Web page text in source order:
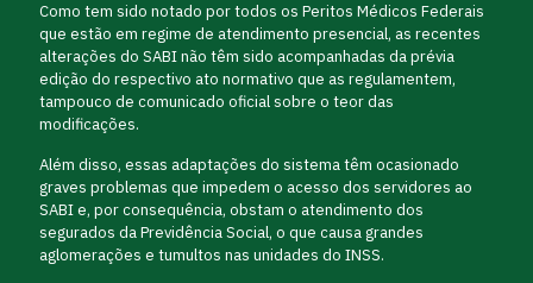
Como tem sido notado por todos os Peritos Médicos Federais
que estão em regime de atendimento presencial, as recentes
alterações do SABI não têm sido acompanhadas da prévia
edição do respectivo ato normativo que as regulamentem,
tampouco de comunicado oficial sobre o teor das
modificações.
Além disso, essas adaptações do sistema têm ocasionado
graves problemas que impedem o acesso dos servidores ao
SABI e, por consequência, obstam o atendimento dos
segurados da Previdência Social, o que causa grandes
aglomerações e tumultos nas unidades do INSS.